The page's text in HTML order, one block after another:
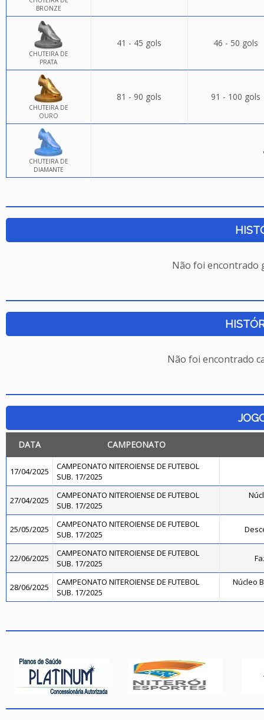
BRONZE
CHUTEIRA DE
PRATA
41 - 45 gols 46 - 50 gols
CHUTEIRA DE
OURO
81 - 90 gols 91 - 100 gols
CHUTEIRA DE
DIAMANTE
Não foi encontrado
Não foi encontrado
DATA CAMPEONATO
17/04/2025
CAMPEONATO NITEROIENSE DE FUTEBOL
SUB. 17/2025
27/04/2025
CAMPEONATO NITEROIENSE DE FUTEBOL
SUB. 17/2025
25/05/2025
CAMPEONATO NITEROIENSE DE FUTEBOL
SUB. 17/2025
22/06/2025
CAMPEONATO NITEROIENSE DE FUTEBOL
SUB. 17/2025
28/06/2025
CAMPEONATO NITEROIENSE DE FUTEBOL
SUB. 17/2025
Núcleo